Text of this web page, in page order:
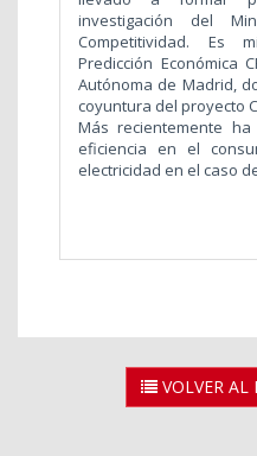
investigación del
Competitividad. Es
Predicción Económica
Autónoma de Madrid,
coyuntura del proyecto
Más recientemente
eficiencia en el
electricidad en el caso
VOLVER AL